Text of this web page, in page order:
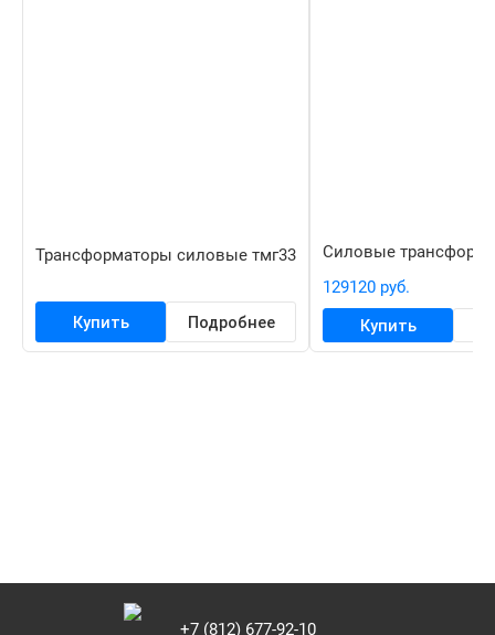
Трансформаторы силовые тмг33
Купить Подробнее
Силовые
129120 руб.
Купить
+7 (812) 677-92-10